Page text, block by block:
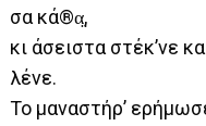
σα κά®α̤,
κι άσειστα στέκ’νε
λένε.
Το μαναστήρ’